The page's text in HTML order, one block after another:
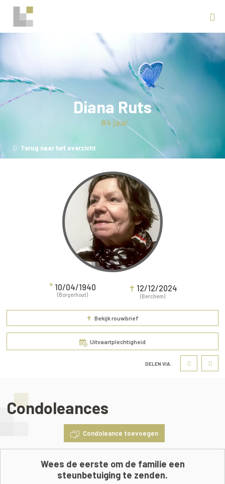
Diana Ruts
84 jaar
Terug naar het overzicht
° 10/04/1940
(Borgerhout)
✝ 12/12/2024
(Berchem)
DELEN VIA:
✝ Bekijk rouwbrief
Uitvaartplechtigheid
Condoleances
Condoleance toevoegen
Wees de eerste om de familie een
steunbetuiging te zenden.